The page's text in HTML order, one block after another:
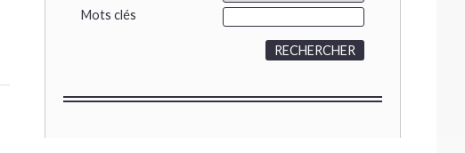
Mots clés